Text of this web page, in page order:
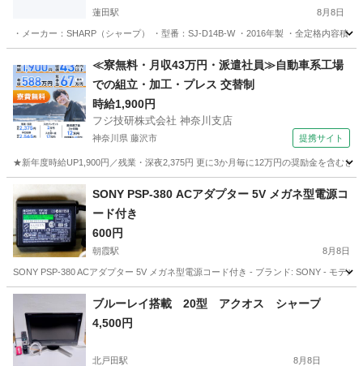
蓮田駅 8月8日
・メーカー：SHARP（シャープ） ・型番：SJ-D14B-W ・2016年製 ・全定格内容
蓮田駅 キッチン家電 SHARP
≪寮無料・月収43万円・派遣社員≫自動車系工場
での組立・加工・プレス 交替制
時給1,900円
フジ技研株式会社 神奈川支店
神奈川県 藤沢市 提携サイト
★新年度時給UP1,900円／残業・深夜2,375円 更に3か月毎に12万円の奨励金を含む
神奈川 藤沢市 SONY PSP-380 ACアダプター 5V メガネ型電源コ
ード付き
600円
朝霞駅 8月8日
SONY PSP-380 ACアダプター 5V メガネ型電源コード付き - ブランド: SONY - モデル
埼玉 朝霞市 朝霞駅 その他
ブルーレイ搭載 20型 アクオス シャープ
4,500円
北戸田駅 8月8日